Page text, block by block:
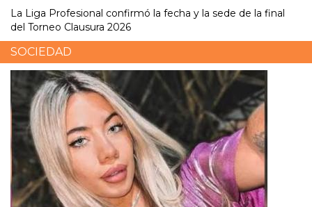
La Liga Profesional confirmó la fecha y la sede de la final
del Torneo Clausura 2026
SOCIEDAD